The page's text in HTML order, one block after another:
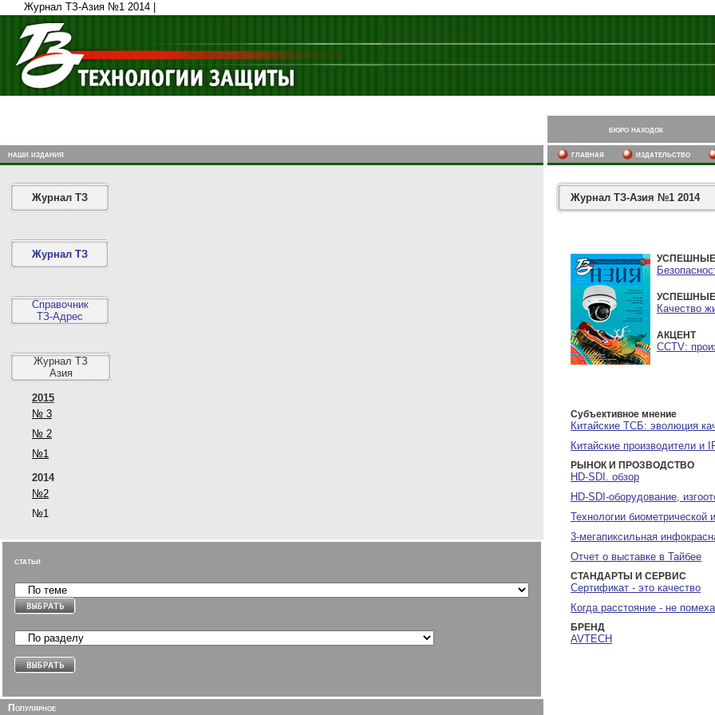
Журнал ТЗ-Азия №1 2014 |
бюро находок
наши издания главная издательство
Журнал ТЗ
Журнал ТЗ
Справочник
ТЗ-Адрес
Журнал ТЗ
Азия
2015
№ 3
№ 2
№1
2014
№2
№1
статьи
Популярное
Журнал ТЗ-Азия №1 2014
Качество
АКЦЕНТ
CCTV:
Субъективное мнение
Китайские ТСБ: эволюция
Китайские производители и
РЫНОК И ПРОЗВОДСТВО
HD-SDI. обзор
HD-SDI-оборудование,
Технологии биометрической
3-мегапиксильная
Отчет о выставке в Тайбее
СТАНДАРТЫ И СЕРВИС
Сертификат - это качество
Когда расстояние - не помеха
БРЕНД
AVTECH